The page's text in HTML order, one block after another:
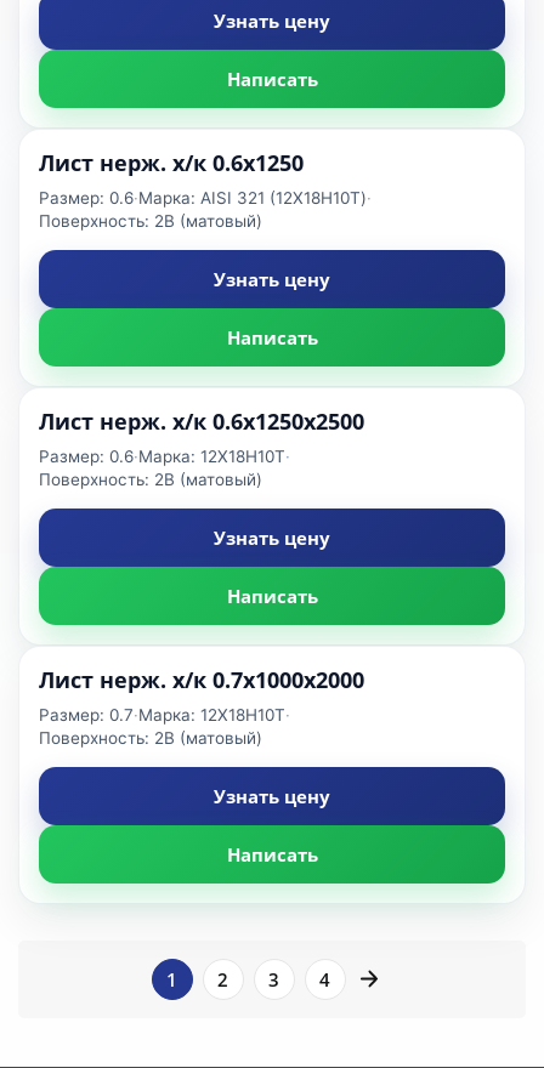
Узнать цену
Написать
Лист нерж. х/к 0.6х1250
Размер: 0.6·Марка: AISI 321 (12Х18Н10Т)·
Поверхность: 2B (матовый)
Узнать цену
Написать
Лист нерж. х/к 0.6х1250х2500
Размер: 0.6·Марка: 12Х18Н10Т·
Поверхность: 2B (матовый)
Узнать цену
Написать
Лист нерж. х/к 0.7х1000х2000
Размер: 0.7·Марка: 12Х18Н10Т·
Поверхность: 2B (матовый)
Узнать цену
Написать
1 2 3 4